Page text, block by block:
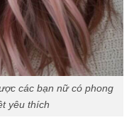
các bạn nữ có phong
yêu thích